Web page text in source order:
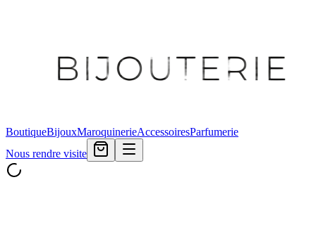
BoutiqueBijouxMaroquinerieAccessoiresParfumerie
Nous rendre visite